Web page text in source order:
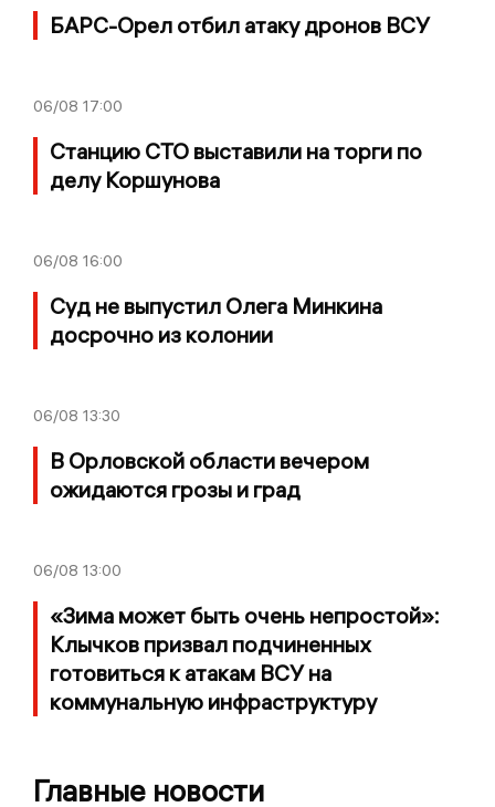
БАРС-Орел отбил атаку дронов ВСУ
06/08 17:00
Станцию СТО выставили на торги по
делу Коршунова
06/08 16:00
Суд не выпустил Олега Минкина
досрочно из колонии
06/08 13:30
В Орловской области вечером
ожидаются грозы и град
06/08 13:00
«Зима может быть очень непростой»:
Клычков призвал подчиненных
готовиться к атакам ВСУ на
коммунальную инфраструктуру
Главные новости